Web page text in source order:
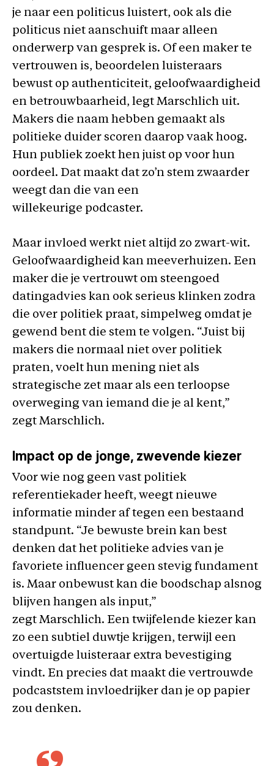
je naar een politicus luistert, ook als die
politicus niet aanschuift maar alleen
onderwerp van gesprek is. Of een maker te
vertrouwen is, beoordelen luisteraars
bewust op authenticiteit, geloofwaardigheid
en betrouwbaarheid, legt Marschlich uit.
Makers die naam hebben gemaakt als
politieke duider scoren daarop vaak hoog.
Hun publiek zoekt hen juist op voor hun
oordeel. Dat maakt dat zo’n stem zwaarder
weegt dan die van een
willekeurige podcaster.
Maar invloed werkt niet altijd zo zwart-wit.
Geloofwaardigheid kan meeverhuizen. Een
maker die je vertrouwt om steengoed
datingadvies kan ook serieus klinken zodra
die over politiek praat, simpelweg omdat je
gewend bent die stem te volgen. “Juist bij
makers die normaal niet over politiek
praten, voelt hun mening niet als
strategische zet maar als een terloopse
overweging van iemand die je al kent,”
zegt Marschlich.
Impact op de jonge, zwevende kiezer
Voor wie nog geen vast politiek
referentiekader heeft, weegt nieuwe
informatie minder af tegen een bestaand
standpunt. “Je bewuste brein kan best
denken dat het politieke advies van je
favoriete influencer geen stevig fundament
is. Maar onbewust kan die boodschap alsnog
blijven hangen als input,”
zegt Marschlich. Een twijfelende kiezer kan
zo een subtiel duwtje krijgen, terwijl een
overtuigde luisteraar extra bevestiging
vindt. En precies dat maakt die vertrouwde
podcaststem invloedrijker dan je op papier
zou denken.